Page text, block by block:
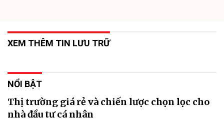
XEM THÊM TIN LƯU TRỮ
NỔI BẬT
Thị trường giá rẻ và chiến lược chọn lọc cho
nhà đầu tư cá nhân